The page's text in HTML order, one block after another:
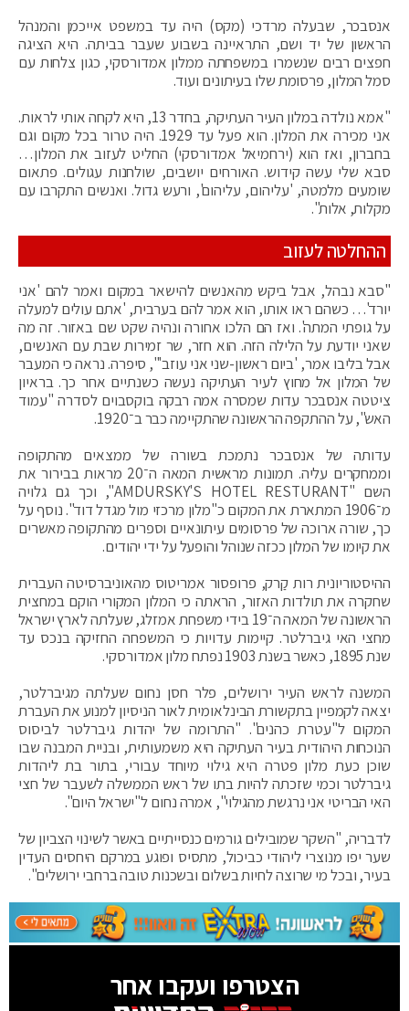
אנסבכר, שבעלה מרדכי (מקס) היה עד במשפט אייכמן והמנהל
הראשון של יד ושם, התראיינה בשבוע שעבר בביתה. היא הציגה
חפצים רבים שנשמרו במשפחתה ממלון אמדורסקי, כגון צלחות עם
סמל המלון, פרסומת שלו בעיתונים ועוד.
"אמא נולדה במלון העיר העתיקה, בחדר 13, היא לקחה אותי לראות.
אני מכירה את המלון. הוא פעל עד 1929. היה טרור בכל מקום וגם
בחברון, ואז הוא (ירחמיאל אמדורסקי) החליט לעזוב את המלון…
סבא שלי עשה קידוש. האורחים יושבים, שולחנות עגולים. פתאום
שומעים מלמטה, 'עליהום, עליהום', ורעש גדול. ואנשים התקרבו עם
מקלות, אלות".
ההחלטה לעזוב
"סבא נבהל, אבל ביקש מהאנשים להישאר במקום ואמר להם 'אני
יורד'… כשהם ראו אותו, הוא אמר להם בערבית, 'אתם עולים למעלה
על גופתי המתה'. ואז הם הלכו אחורה ונהיה שקט שם באזור. זה מה
שאני יודעת על הלילה הזה. הוא חזר, שר זמירות שבת עם האנשים,
אבל בליבו אמר, 'ביום ראשון-שני אני עוזב'", סיפרה. נראה כי המעבר
של המלון אל מחוץ לעיר העתיקה נעשה כשנתיים אחר כך. בראיון
ציטטה אנסבכר עדות שמסרה אמה רבקה בוקסבוים לסדרה "עמוד
האש", על ההתקפה הראשונה שהתקיימה כבר ב־1920.
עדותה של אנסבכר נתמכת בשורה של ממצאים מהתקופה
וממחקרים עליה. תמונות מראשית המאה ה־20 מראות בבירור את
השם "AMDURSKY'S HOTEL RESTURANT", וכך גם גלויה
מ־1906 המתארת את המקום כ"מלון מרכזי מול מגדל דוד". נוסף על
כך, שורה ארוכה של פרסומים עיתונאיים וספרים מהתקופה מאשרים
את קיומו של המלון ככזה שנוהל והופעל על ידי יהודים.
ההיסטוריונית רות קַרק, פרופסור אמריטוס מהאוניברסיטה העברית
שחקרה את תולדות האזור, הראתה כי המלון המקורי הוקם במחצית
הראשונה של המאה ה־19 בידי משפחת אמזלג, שעלתה לארץ ישראל
מחצי האי גיברלטר. קיימות עדויות כי המשפחה החזיקה בנכס עד
שנת 1895, כאשר בשנת 1903 נפתח מלון אמדורסקי.
המשנה לראש העיר ירושלים, פלר חסן נחום שעלתה מגיברלטר,
יצאה לקמפיין בתקשורת הבינלאומית לאור הניסיון למנוע את העברת
המקום ל"עטרת כהנים". "התרומה של יהדות גיברלטר לביסוס
הנוכחות היהודית בעיר העתיקה היא משמעותית, ובניית המבנה שבו
שוכן כעת מלון פטרה היא גילוי מיוחד עבורי, בתור בת ליהדות
גיברלטר וכמי שזכתה להיות בתו של ראש הממשלה לשעבר של חצי
האי הבריטי אני נרגשת מהגילוי", אמרה נחום ל"ישראל היום".
לדבריה, "השקר שמובילים גורמים כנסייתיים באשר לשינוי הצביון של
שער יפו מנוצרי ליהודי כביכול, מתסיס ופוגע במרקם היחסים העדין
בעיר, ובכל מי שרוצה לחיות בשלום ובשכנות טובה ברחבי ירושלים".
הצטרפו ועקבו אחר